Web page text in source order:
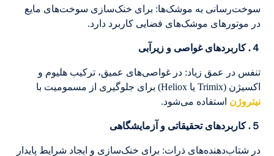
سوخت‌رسانی به موشک‌ها: برای خنک‌سازی سوخت‌های مایع
در موتورهای موشک‌های فضایی کاربرد دارد.
４. کاربردهای غواصی و زیرآبی
تنفس در عمق زیاد: در غواصی‌های عمیق، ترکیب هلیوم و
اکسیژن (Trimix یا Heliox) برای جلوگیری از مسمومیت با
نیتروژن استفاده می‌شود.
５. کاربردهای تحقیقاتی و آزمایشگاهی
در شتاب‌دهنده‌های ذرات: برای خنک‌سازی و ایجاد شرایط پایدار